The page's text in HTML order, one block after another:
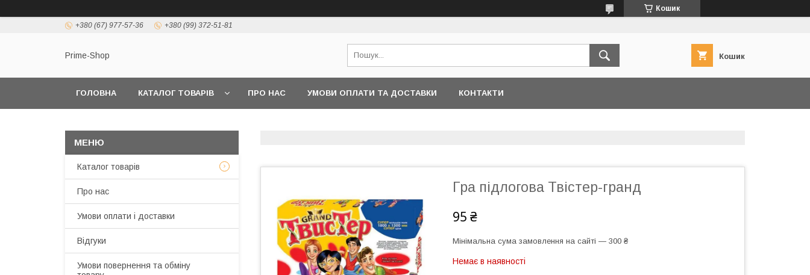
Кошик
+380 (67) 977-57-36 +380 (99) 372-51-81
Prime-Shop Кошик
ГОЛОВНА КАТАЛОГ ТОВАРІВ ПРО НАС УМОВИ ОПЛАТИ ТА ДОСТАВКИ КОНТАКТИ
Гра підлогова Твістер-гранд
95 ₴
Мінімальна сума замовлення на сайті — 300 ₴
Немає в наявності
Каталог товарів
Про нас
Умови оплати і доставки
Відгуки
Умови повернення та обміну